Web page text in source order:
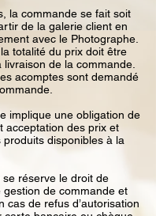
la commande se fait soit
de la galerie client en
avec le Photographe.
totalité du prix doit être
livraison de la commande.
acomptes sont demandé
implique une obligation de
acceptation des prix et
disponibles à la
réserve le droit de
gestion de commande et
cas de refus d’autorisation